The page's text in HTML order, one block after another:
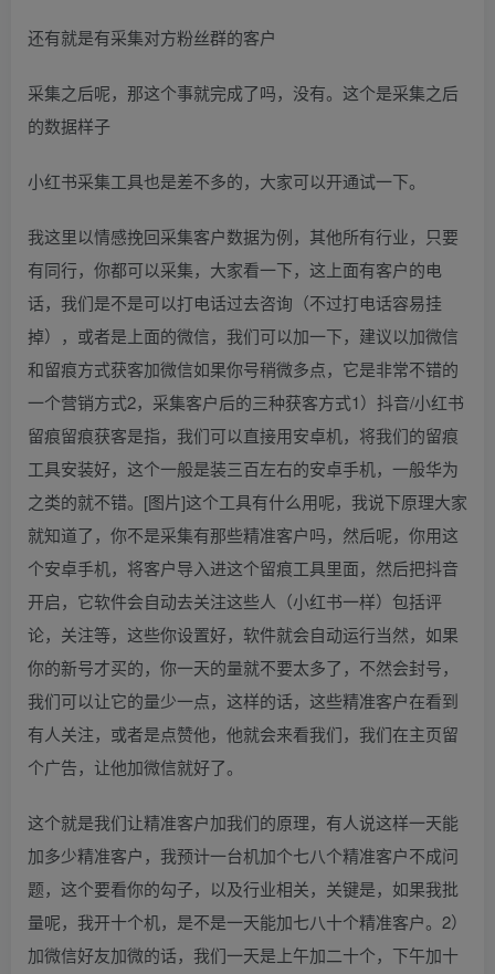
还有就是有采集对方粉丝群的客户
采集之后呢，那这个事就完成了吗，没有。这个是采集之后
的数据样子
小红书采集工具也是差不多的，大家可以开通试一下。
我这里以情感挽回采集客户数据为例，其他所有行业，只要
有同行，你都可以采集，大家看一下，这上面有客户的电
话，我们是不是可以打电话过去咨询（不过打电话容易挂
掉），或者是上面的微信，我们可以加一下，建议以加微信
和留痕方式获客加微信如果你号稍微多点，它是非常不错的
一个营销方式2，采集客户后的三种获客方式1）抖音/小红书
留痕留痕获客是指，我们可以直接用安卓机，将我们的留痕
工具安装好，这个一般是装三百左右的安卓手机，一般华为
之类的就不错。[图片]这个工具有什么用呢，我说下原理大家
就知道了，你不是采集有那些精准客户吗，然后呢，你用这
个安卓手机，将客户导入进这个留痕工具里面，然后把抖音
开启，它软件会自动去关注这些人（小红书一样）包括评
论，关注等，这些你设置好，软件就会自动运行当然，如果
你的新号才买的，你一天的量就不要太多了，不然会封号，
我们可以让它的量少一点，这样的话，这些精准客户在看到
有人关注，或者是点赞他，他就会来看我们，我们在主页留
个广告，让他加微信就好了。
这个就是我们让精准客户加我们的原理，有人说这样一天能
加多少精准客户，我预计一台机加个七八个精准客户不成问
题，这个要看你的勾子，以及行业相关，关键是，如果我批
量呢，我开十个机，是不是一天能加七八十个精准客户。2）
加微信好友加微的话，我们一天是上午加二十个，下午加十